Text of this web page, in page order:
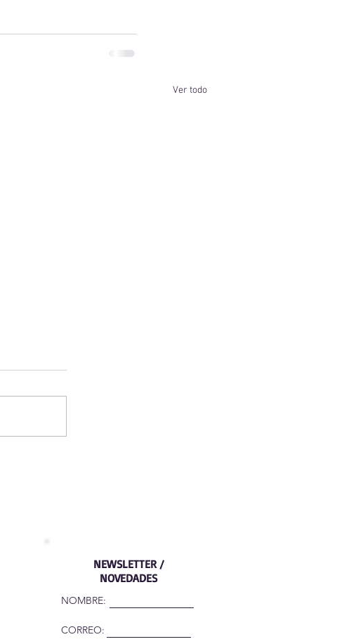
Ver todo
NOMBRE:
CORREO:
NEWSLETTER /
NOVEDADES